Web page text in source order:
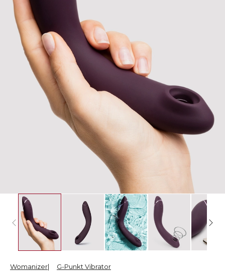
Womanizer G-Punkt Vibrator